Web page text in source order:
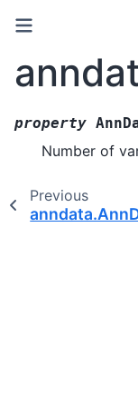
property
Number of
Previous